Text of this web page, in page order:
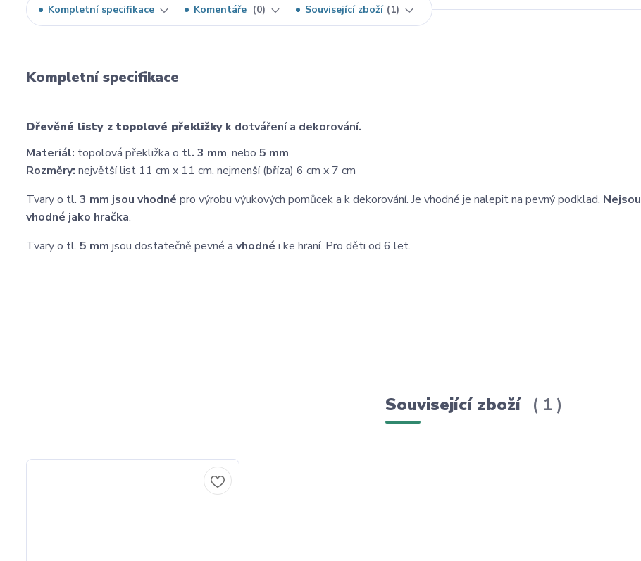
Kompletní specifikace Komentáře 0 Související zboží 1
Kompletní specifikace
Dřevěné listy z topolové překližky k dotváření a dekorování.
Materiál: topolová překližka o tl. 3 mm, nebo 5 mm
Rozměry: největší list 11 cm x 11 cm, nejmenší (bříza) 6 cm x 7 cm
Tvary o tl. 3 mm jsou vhodné pro výrobu výukových pomůcek a k dekorování. Je vhodné je nalepit na pevný podklad. Nejsou
vhodné jako hračka.
Tvary o tl. 5 mm jsou dostatečně pevné a vhodné i ke hraní. Pro děti od 6 let.
Související zboží 1